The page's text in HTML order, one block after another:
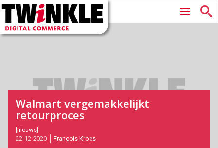
Twinkle
Digital
Commerce
Hoofdmenu
Walmart vergemakkelijkt
retourproces
2020-
12-
[nieuws]
22-12-2020
François Kroes